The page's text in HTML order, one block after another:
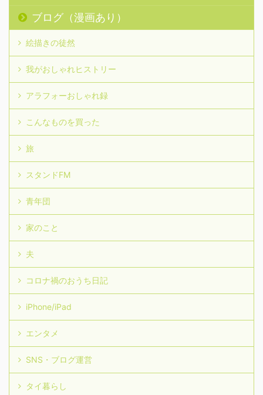
ブログ（漫画あり）
絵描きの徒然
我がおしゃれヒストリー
アラフォーおしゃれ録
こんなものを買った
旅
スタンドFM
青年団
家のこと
夫
コロナ禍のおうち日記
iPhone/iPad
エンタメ
SNS・ブログ運営
タイ暮らし